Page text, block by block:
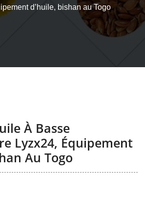
d’huile, bishan au Togo
À Basse
Lyzx24, Équipement
Au Togo